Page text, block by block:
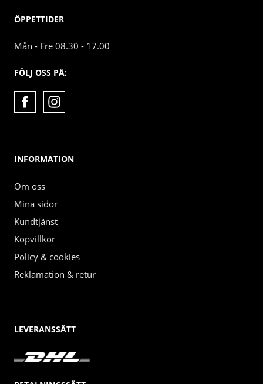
ÖPPETTIDER
Mån - Fre 08.30 - 17.00
FÖLJ OSS PÅ:
INFORMATION
Om oss
Mina sidor
Kundtjänst
Köpvillkor
Policy & cookies
Reklamation & retur
LEVERANSSÄTT